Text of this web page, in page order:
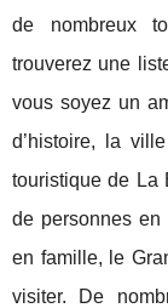
de nombreux
trouverez une
vous soyez un
d’histoire, la
touristique de La
de personnes
en famille, le
visiter. De